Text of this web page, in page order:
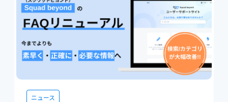
ニュース